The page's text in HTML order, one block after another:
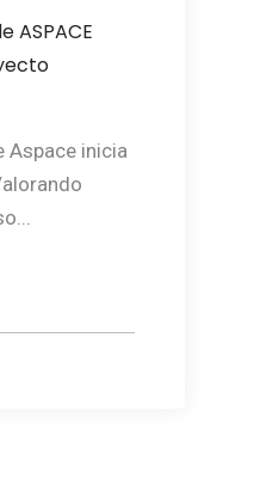
ASPACE
Aspace inicia